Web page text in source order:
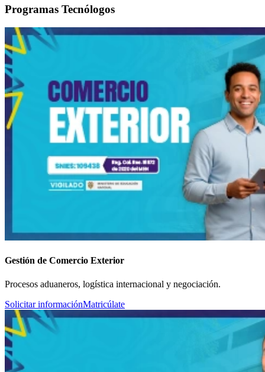
Programas Tecnólogos
Gestión de Comercio Exterior
Procesos aduaneros, logística internacional y negociación.
Solicitar informaciónMatricúlate